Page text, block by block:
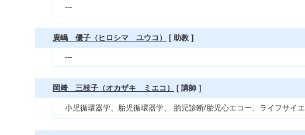
---
廣嶋 優子（ヒロシマ ユウコ） [ 助教 ]
---
岡﨑 三枝子（オカザキ ミエコ） [ 講師 ]
小児循環器学、胎児循環器学、 胎児診断/胎児心エコー、ライフサイ